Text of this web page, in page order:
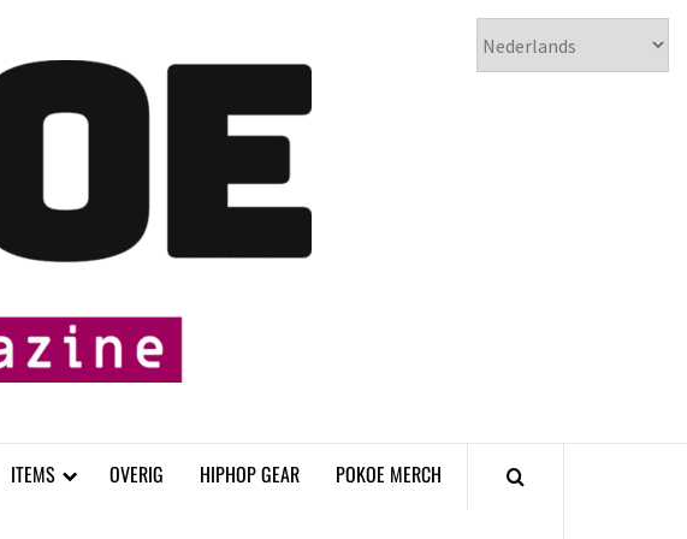
𝗣𝗢𝗞𝗢𝗘
ITEMS OVERIG HIPHOP GEAR POKOE MERCH